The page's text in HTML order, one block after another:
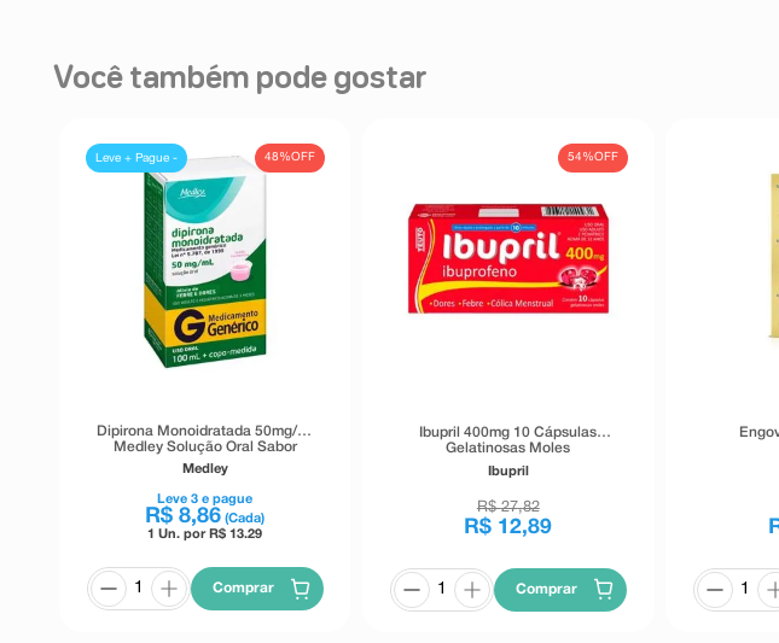
Você também pode gostar
48%OFF
Leve + Pague -
Dipirona Monoidratada 50mg/ml
Medley Solução Oral Sabor
Framboesa 100ml + Copo Medidor
Medley
Leve3 e pague
R$ 8,86 (Cada)
1 Un. por R$13.29
Comprar
54%OFF
Ibupril 400mg 10 Cápsulas
Gelatinosas Moles
Ibupril
R$ 27,82
R$ 12,89
Comprar